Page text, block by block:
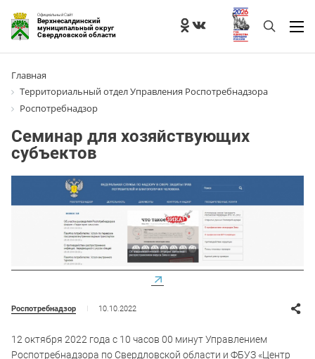
Официальный Сайт
Верхнесалдинский
муниципальный округ
Свердловской области
Главная
Территориальный отдел Управления Роспотребнадзора
Роспотребнадзор
Семинар для хозяйствующих
субъектов
Роспотребнадзор 10.10.2022
12 октября 2022 года с 10 часов 00 минут Управлением
Роспотребнадзора по Свердловской области и ФБУЗ «Центр